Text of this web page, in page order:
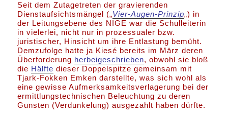
Seit dem Zutagetreten der gravierenden
Dienstaufsichtsmängel („Vier-Augen-Prinzip„) in
der Leitungsebene des NIGE war die Schulleiterin
in vielerlei, nicht nur in prozessualer bzw.
juristischer, Hinsicht um ihre Entlastung bemüht.
Demzufolge hatte ja Kiesé bereits im März deren
Überforderung herbeigeschrieben, obwohl sie bloß
die Hälfte dieser Doppelspitze gemeinsam mit
Tjark-Fokken Emken darstellte, was sich wohl als
eine gewisse Aufmerksamkeitsverlagerung bei der
ermittlungstechnischen Beleuchtung zu deren
Gunsten (Verdunkelung) ausgezahlt haben dürfte.